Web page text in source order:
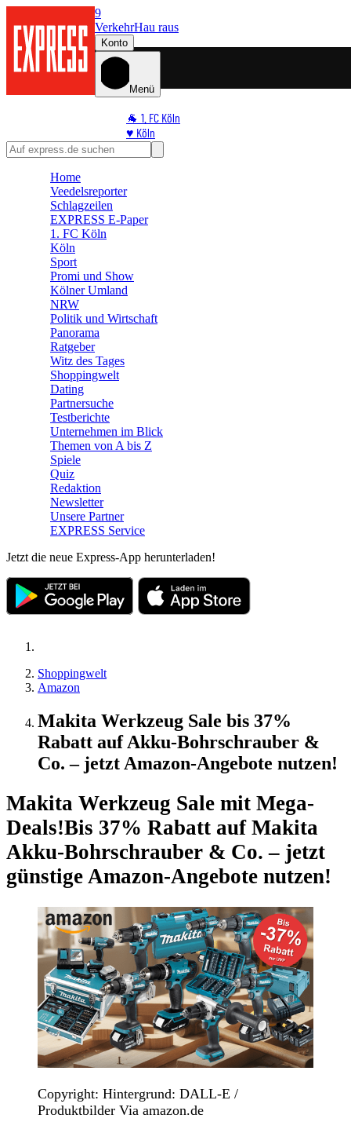
9
VerkehrHau raus
Konto
Menü
🐐 1. FC Köln
♥️ Köln
⭐ Promi
🛒 Shoppingwelt
Home
Veedelsreporter
Schlagzeilen
EXPRESS E-Paper
1. FC Köln
Köln
Sport
Promi und Show
Kölner Umland
NRW
Politik und Wirtschaft
Panorama
Ratgeber
Witz des Tages
Shoppingwelt
Dating
Partnersuche
Testberichte
Unternehmen im Blick
Themen von A bis Z
Spiele
Quiz
Redaktion
Newsletter
Unsere Partner
EXPRESS Service
Jetzt die neue Express-App herunterladen!
Shoppingwelt
Amazon
Makita Werkzeug Sale bis 37%
Rabatt auf Akku-Bohrschrauber &
Co. – jetzt Amazon-Angebote nutzen!
Makita Werkzeug Sale mit Mega-
Deals!Bis 37% Rabatt auf Makita
Akku-Bohrschrauber & Co. – jetzt
günstige Amazon-Angebote nutzen!
Copyright: Hintergrund: DALL-E /
Produktbilder Via amazon.de